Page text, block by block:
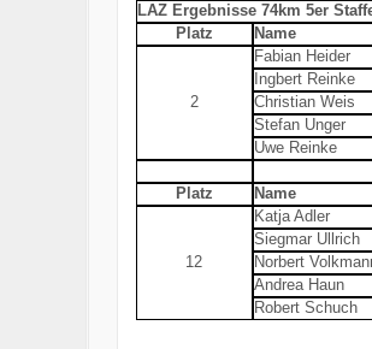
LAZ Ergebnisse 74km 5er
Platz
Name
2
Fabian Heider
Ingbert Reinke
Christian Weis
Stefan Unger
Uwe Reinke
Platz Name
12
Katja Adler
Siegmar Ullrich
Norbert
Andrea Haun
Robert Schuch